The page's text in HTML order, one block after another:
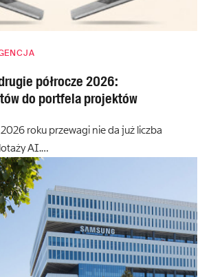
półrocze 2026:
do portfela projektów
roku przewagi nie da już liczba
AI.…